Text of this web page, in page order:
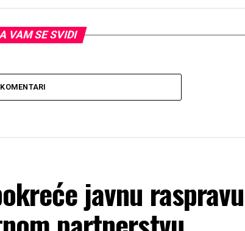
VAM SE SVIDI
KOMENTARI
javnu raspravu